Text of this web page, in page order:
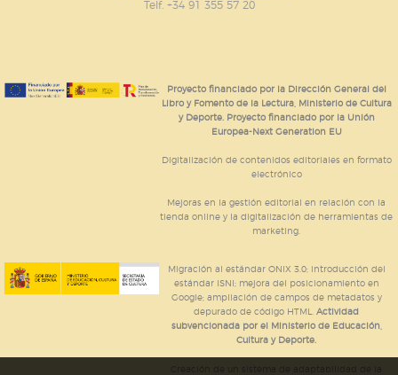
Telf. +34 91 355 57 20
Proyecto financiado por la Dirección General del
Libro y Fomento de la Lectura, Ministerio de Cultura
y Deporte. Proyecto financiado por la Unión
Europea-Next Generation EU
Digitalización de contenidos editoriales en formato
electrónico
Mejoras en la gestión editorial en relación con la
tienda online y la digitalización de herramientas de
marketing.
Migración al estándar ONIX 3.0; introducción del
estándar ISNI; mejora del posicionamiento en
Google; ampliación de campos de metadatos y
depurado de código HTML.Actividad
subvencionada por el Ministerio de Educación,
Cultura y Deporte.